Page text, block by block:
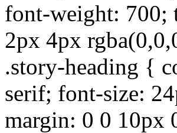
font-weight: 700;
2px 4px
.story-heading {
serif; font-size:
margin: 0 0 10px